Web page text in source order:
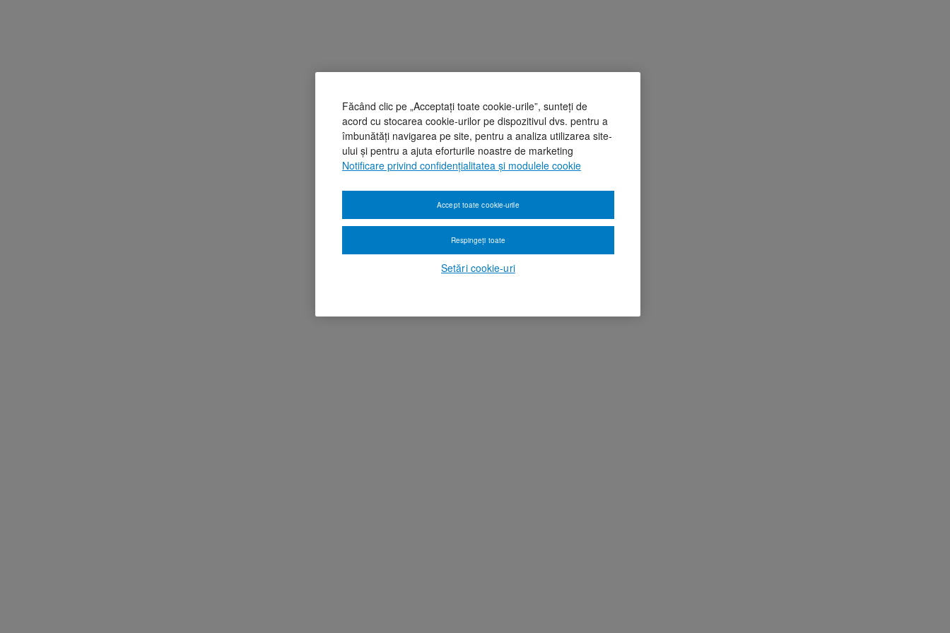
Făcând clic pe „Acceptați toate cookie-urile”, sunteți de
acord cu stocarea cookie-urilor pe dispozitivul dvs. pentru a
îmbunătăți navigarea pe site, pentru a analiza utilizarea site-
ului și pentru a ajuta eforturile noastre de marketing
Notificare privind confidențialitatea și modulele cookie
Setări cookie-uri
Respingeți toate
Accept toate cookie-urile